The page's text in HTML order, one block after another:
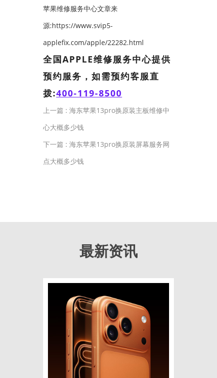
苹果维修服务中心文章来
源:https://www.svip5-
applefix.com/apple/22282.html
全国APPLE维修服务中心提供
预约服务，如需预约客服直
拨:400-119-8500
上一篇 : 海东苹果13pro换原装主板维修中
心大概多少钱
下一篇 : 海东苹果13pro换原装屏幕服务网
点大概多少钱
最新资讯